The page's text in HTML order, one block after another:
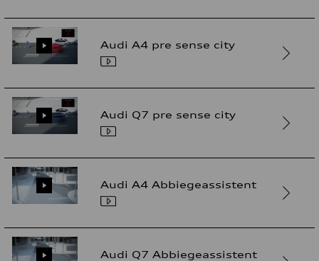
Audi A4 pre sense city
Audi Q7 pre sense city
Audi A4 Abbiegeassistent
Audi Q7 Abbiegeassistent